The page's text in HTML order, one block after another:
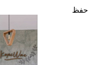
حفظ